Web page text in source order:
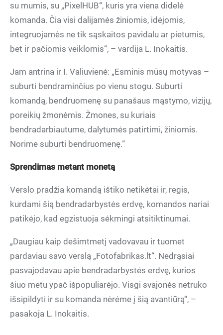
su mumis, su „PixelHUB“, kuris yra viena didelė
komanda. Čia visi dalijamės žiniomis, idėjomis,
integruojamės ne tik sąskaitos pavidalu ar pietumis,
bet ir pačiomis veiklomis“, – vardija L. Inokaitis.
Jam antrina ir I. Valiuvienė: „Esminis mūsų motyvas –
suburti bendraminčius po vienu stogu. Suburti
komandą, bendruomenę su panašaus mąstymo, vizijų,
poreikių žmonėmis. Žmones, su kuriais
bendradarbiautume, dalytumės patirtimi, žiniomis.
Norime suburti bendruomenę.“
Sprendimas metant monetą
Verslo pradžia komandą ištiko netikėtai ir, regis,
kurdami šią bendradarbystės erdvę, komandos nariai
patikėjo, kad egzistuoja sėkmingi atsitiktinumai.
„Daugiau kaip dešimtmetį vadovavau ir tuomet
pardaviau savo verslą „Fotofabrikas.lt“. Nedrąsiai
pasvajodavau apie bendradarbystės erdvę, kurios
šiuo metu ypač išpopuliarėjo. Visgi svajonės netruko
išsipildyti ir su komanda nėrėme į šią avantiūrą“, –
pasakoja L. Inokaitis.